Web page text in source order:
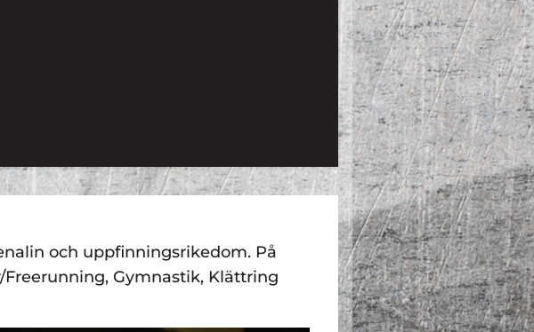
och uppfinningsrikedom. På
Gymnastik, Klättring